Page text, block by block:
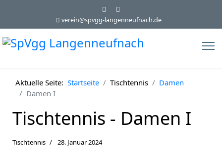
verein@spvgg-langenneufnach.de
Aktuelle Seite: Startseite Tischtennis
Damen
Damen I
Tischtennis - Damen I
Tischtennis 28. Januar 2024